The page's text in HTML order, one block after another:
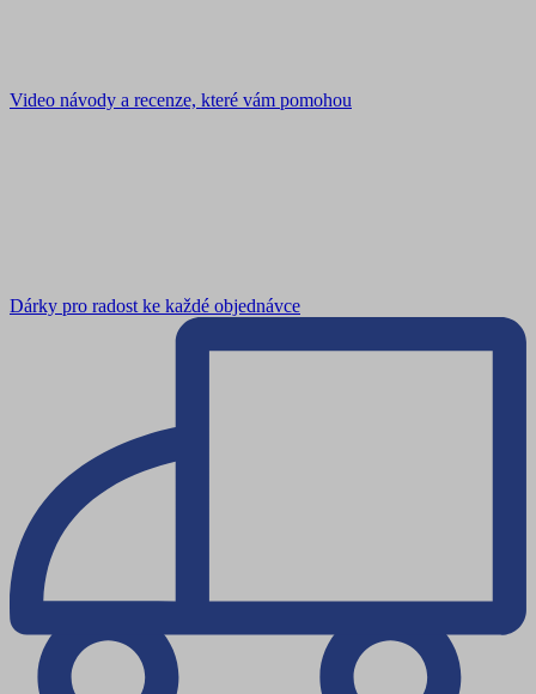
Video návody a recenze, které vám pomohou
Dárky pro radost ke každé objednávce